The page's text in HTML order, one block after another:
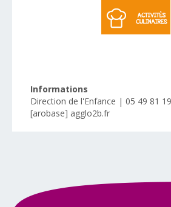
Informations
Direction de l'Enfance | 05 49 81
[arobase] agglo2b.fr